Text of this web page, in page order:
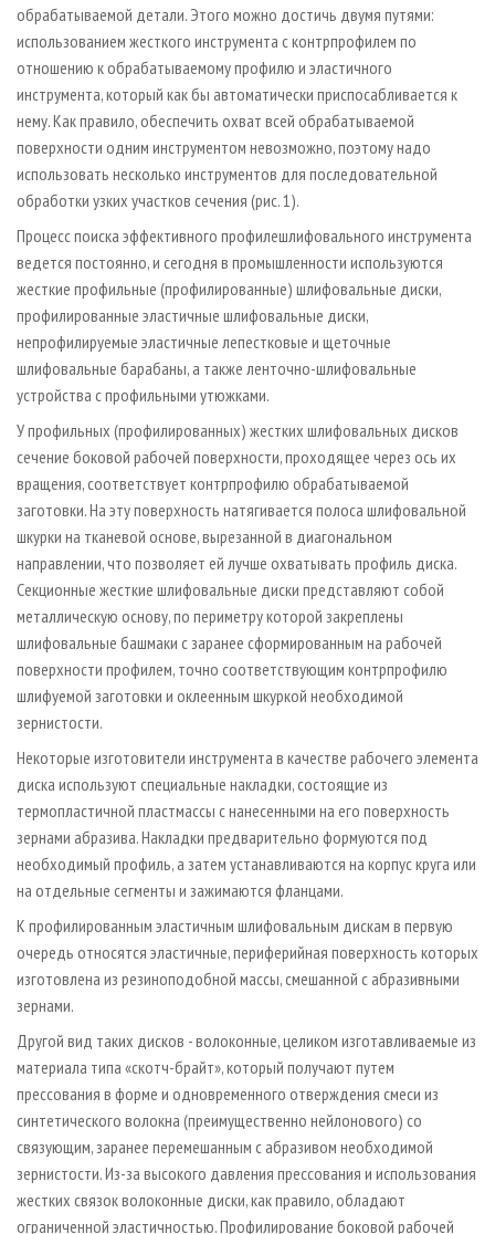
обрабатываемой детали. Этого можно достичь двумя путями:
использованием жесткого инструмента с контрпрофилем по
отношению к обрабатываемому профилю и эластичного
инструмента, который как бы автоматически приспосабливается к
нему. Как правило, обеспечить охват всей обрабатываемой
поверхности одним инструментом невозможно, поэтому надо
использовать несколько инструментов для последовательной
обработки узких участков сечения (рис. 1).
Процесс поиска эффективного профилешлифовального инструмента
ведется постоянно, и сегодня в промышленности используются
жесткие профильные (профилированные) шлифовальные диски,
профилированные эластичные шлифовальные диски,
непрофилируемые эластичные лепестковые и щеточные
шлифовальные барабаны, а также ленточно-шлифовальные
устройства с профильными утюжками.
У профильных (профилированных) жестких шлифовальных дисков
сечение боковой рабочей поверхности, проходящее через ось их
вращения, соответствует контрпрофилю обрабатываемой
заготовки. На эту поверхность натягивается полоса шлифовальной
шкурки на тканевой основе, вырезанной в диагональном
направлении, что позволяет ей лучше охватывать профиль диска.
Секционные жесткие шлифовальные диски представляют собой
металлическую основу, по периметру которой закреплены
шлифовальные башмаки с заранее сформированным на рабочей
поверхности профилем, точно соответствующим контрпрофилю
шлифуемой заготовки и оклеенным шкуркой необходимой
зернистости.
Некоторые изготовители инструмента в качестве рабочего элемента
диска используют специальные накладки, состоящие из
термопластичной пластмассы с нанесенными на его поверхность
зернами абразива. Накладки предварительно формуются под
необходимый профиль, а затем устанавливаются на корпус круга или
на отдельные сегменты и зажимаются фланцами.
К профилированным эластичным шлифовальным дискам в первую
очередь относятся эластичные, периферийная поверхность которых
изготовлена из резиноподобной массы, смешанной с абразивными
зернами.
Другой вид таких дисков - волоконные, целиком изготавливаемые из
материала типа «скотч-брайт», который получают путем
прессования в форме и одновременного отверждения смеси из
синтетического волокна (преимущественно нейлонового) со
связующим, заранее перемешанным с абразивом необходимой
зернистости. Из-за высокого давления прессования и использования
жестких связок волоконные диски, как правило, обладают
ограниченной эластичностью. Профилирование боковой рабочей